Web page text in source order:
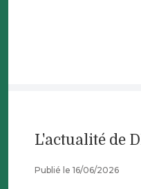
L'actualité de
Publié le 16/06/2026